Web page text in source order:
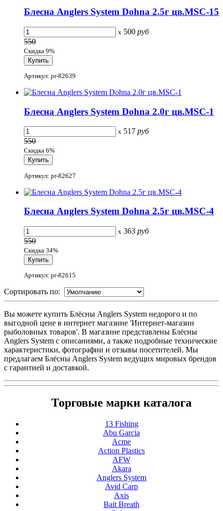
Блесна Anglers System Dohna 2.5г цв.MSC-15
x 500 руб
550
Скидка 9%
Артикул: pr-82639
Блесна Anglers System Dohna 2.0г цв.MSC-1
x 517 руб
550
Скидка 6%
Артикул: pr-82627
Блесна Anglers System Dohna 2.5г цв.MSC-4
x 363 руб
550
Скидка 34%
Артикул: pr-82615
Сортировать по:
Вы можете купить Блёсны Anglers System недорого и по
выгодной цене в интернет магазине 'Интернет-магазин
рыболовных товаров'. В магазине представлены Блёсны
Anglers System с описаниями, а также подробные технические
характеристики, фотографии и отзывы посетителей. Мы
предлагаем Блёсны Anglers System ведущих мировых брендов
с гарантией и доставкой.
Торговые марки каталога
13 Fishing
Abu Garcia
Acme
Action Plastics
AFW
Akara
Anglers System
Avid Carp
Axis
Bait Breath